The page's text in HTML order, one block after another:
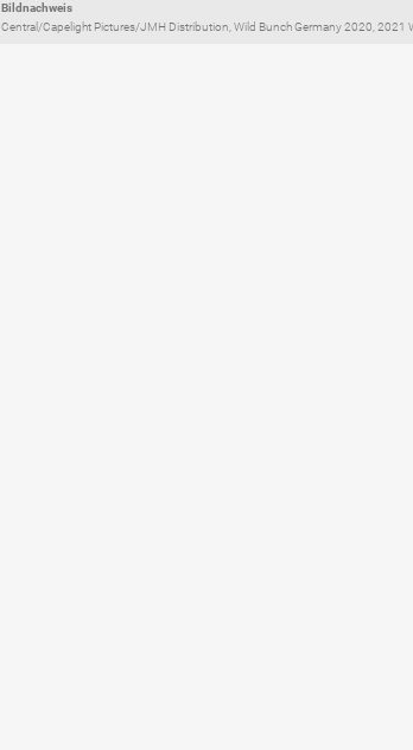
Bildnachweis
Central/Capelight Pictures/JMH Distribution, Wild Bunch Germany 2020, 2021